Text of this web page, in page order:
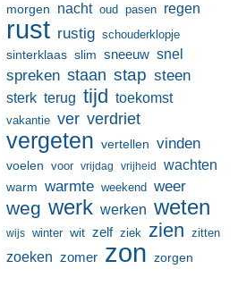
morgen nacht oud pasen regen
rust rustig schouderklopje
sinterklaas slim sneeuw snel
spreken staan stap steen
sterk terug tijd toekomst
vakantie ver verdriet
vergeten vertellen vinden
voelen voor vrijdag vrijheid wachten
warm warmte weekend weer
weg werk werken weten
wijs winter wit zelf ziek zien zitten
zoeken zomer zon zorgen